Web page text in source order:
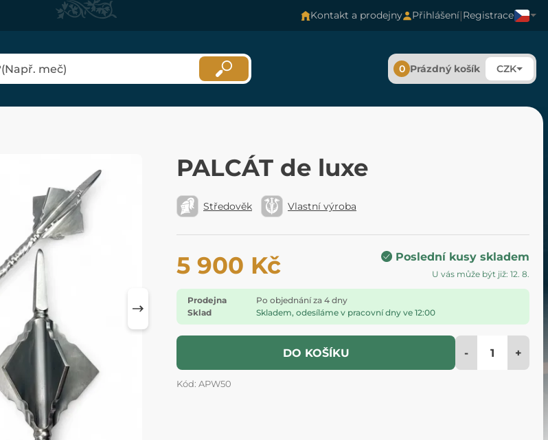
Kontakt a prodejny Přihlášení|Registrace
0 Prázdný košík CZK
PALCÁT de luxe
Středověk Vlastní výroba
5 900 Kč Poslední kusy skladem
U vás může být již: 12. 8.
Prodejna
Po objednání za 4 dny
Sklad
Skladem, odesíláme v pracovní dny ve 12:00
DO KOŠÍKU - +
Kód: APW50